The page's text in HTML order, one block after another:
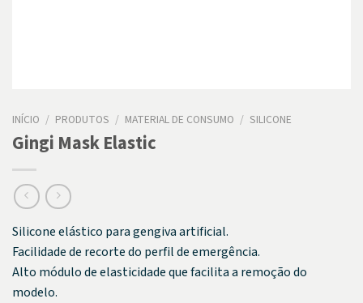
INÍCIO / PRODUTOS / MATERIAL DE CONSUMO / SILICONE
Gingi Mask Elastic
Silicone elástico para gengiva artificial.
Facilidade de recorte do perfil de emergência.
Alto módulo de elasticidade que facilita a remoção do
modelo.